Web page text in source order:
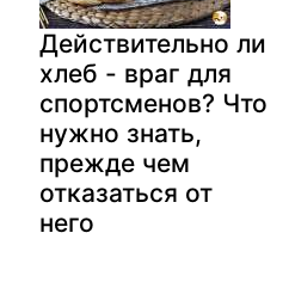
Действительно ли
хлеб - враг для
спортсменов? Что
нужно знать,
прежде чем
отказаться от
него